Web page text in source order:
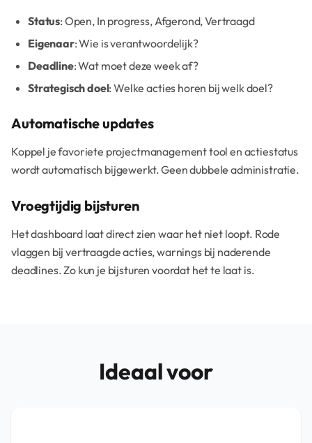
Status: Open, In progress, Afgerond, Vertraagd
Eigenaar: Wie is verantwoordelijk?
Deadline: Wat moet deze week af?
Strategisch doel: Welke acties horen bij welk doel?
Automatische updates
Koppel je favoriete projectmanagement tool en actiestatus
wordt automatisch bijgewerkt. Geen dubbele administratie.
Vroegtijdig bijsturen
Het dashboard laat direct zien waar het niet loopt. Rode
vlaggen bij vertraagde acties, warnings bij naderende
deadlines. Zo kun je bijsturen voordat het te laat is.
Ideaal voor